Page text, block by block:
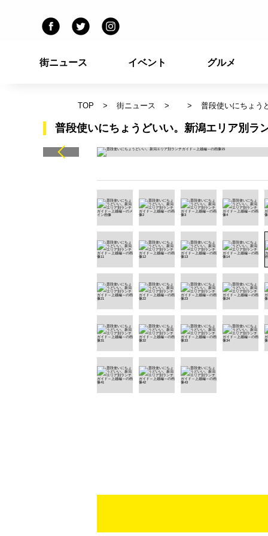
街ニュース イベント グルメ
TOP 街ニュース 普段使いにちょう
普段使いにちょうどいい。新潟エリア別ラ